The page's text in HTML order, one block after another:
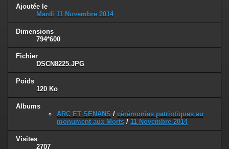
Ajoutée le
Mardi 11 Novembre 2014
Dimensions
794*600
Fichier
DSCN8225.JPG
Poids
120 Ko
Albums
ARC ET SENANS / cérémonies patriotiques au
monument aux Morts / 11 Novembre 2014
Visites
2707